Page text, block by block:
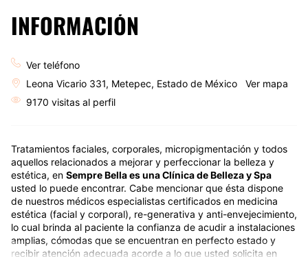
INFORMACIÓN
Ver teléfono
Leona Vicario 331, Metepec, Estado de México
Ver mapa
9170 visitas al perfil
Tratamientos faciales, corporales, micropigmentación y todos
aquellos relacionados a mejorar y perfeccionar la belleza y
estética, en Sempre Bella es una Clínica de Belleza y Spa
usted lo puede encontrar. Cabe mencionar que ésta dispone
de nuestros médicos especialistas certificados en medicina
estética (facial y corporal), re-generativa y anti-envejecimiento,
lo cual brinda al paciente la confianza de acudir a instalaciones
amplias, cómodas que se encuentran en perfecto estado y
recibir atención adecuada acorde a lo que usted solicita en